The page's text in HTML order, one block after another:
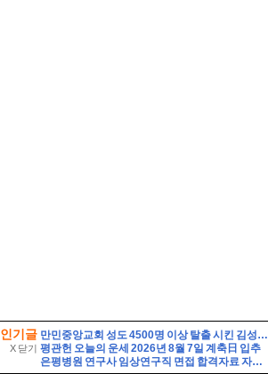
인기글
X 닫기
만민중앙교회 성도 4500명 이상 탈출 시킨 김성훈전도사 활약
평관헌 오늘의 운세 2026년 8월 7일 계축日 입추
은평병원 연구사 임상연구직 면접 합격자료 자기소개 스크립트 및 실제 면접 합격 답안